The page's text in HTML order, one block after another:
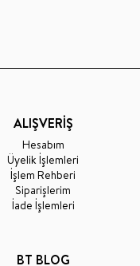
ALIŞVERİŞ
Hesabım
Üyelik İşlemleri
İşlem Rehberi
Siparişlerim
İade İşlemleri
BT BLOG